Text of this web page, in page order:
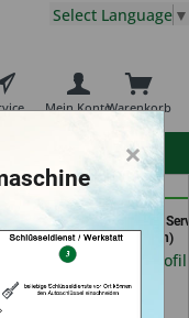
Warenkorb
Mein Konto
Select Language ▼
(in
Schlüssel- u. DL
(in Dresden)
Händlerprofil
×